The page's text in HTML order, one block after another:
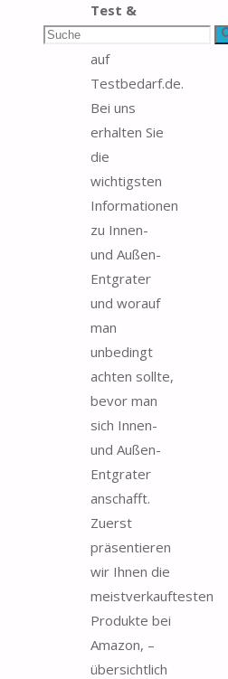
Suchen
Test &
auf
Testbedarf.de.
Bei uns
erhalten Sie
die
wichtigsten
Informationen
zu Innen-
und Außen-
Entgrater
und worauf
man
unbedingt
achten sollte,
bevor man
sich Innen-
und Außen-
Entgrater
anschafft.
Zuerst
präsentieren
wir Ihnen die
meistverkauftesten
Produkte bei
Amazon, –
übersichtlich